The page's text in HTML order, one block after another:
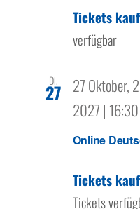
Tickets
verfügbar
Di.
27
Online
27 Oktober,
2027 | 16:30
Tickets
Tickets